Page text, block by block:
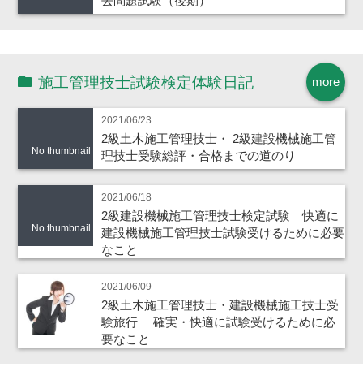
more
施工管理技士試験検定体験日記
No thumbnail
2021/06/23
2級土木施工管理技士・ 2級建設機械施工管
理技士受験総評・合格までの道のり
No thumbnail
2021/06/18
2級建設機械施工管理技士検定試験 快適に
建設機械施工管理技士試験受けるために必要
なこと
2021/06/09
2級土木施工管理技士・建設機械施工技士受
験旅行 確実・快適に試験受けるために必
要なこと